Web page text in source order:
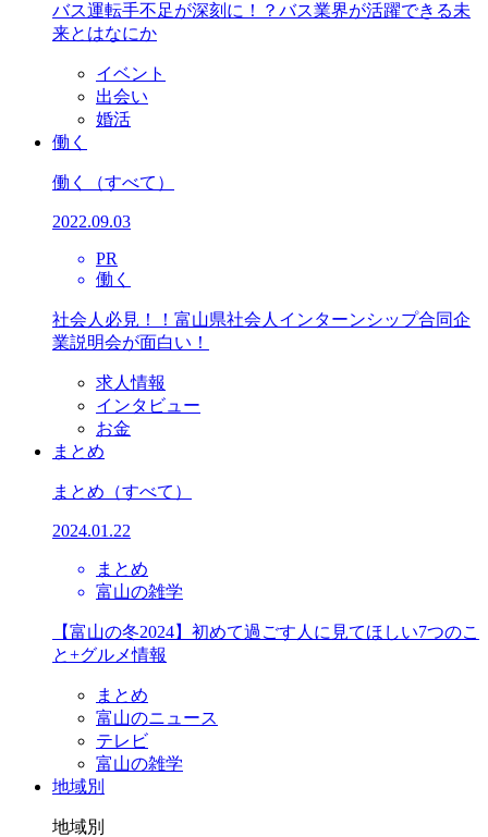
バス運転手不足が深刻に！？バス業界が活躍できる未
来とはなにか
イベント
出会い
婚活
働く
働く （すべて）
2022.09.03
PR
働く
社会人必見！！富山県社会人インターンシップ合同企
業説明会が面白い！
求人情報
インタビュー
お金
まとめ
まとめ （すべて）
2024.01.22
まとめ
富山の雑学
【富山の冬2024】初めて過ごす人に見てほしい7つのこ
と+グルメ情報
まとめ
富山のニュース
テレビ
富山の雑学
地域別
地域別